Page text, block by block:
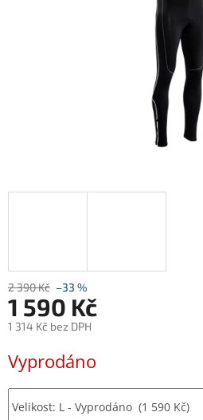
2 390 Kč –33 %
1 590 Kč
1 314 Kč bez DPH
cena:
Vyprodáno